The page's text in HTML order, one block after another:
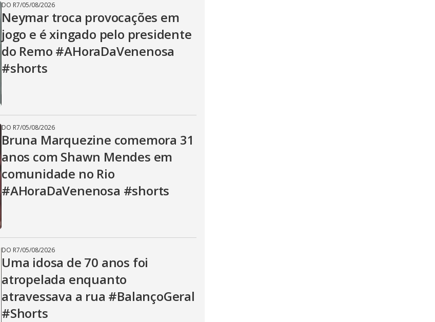
DO R7/05/08/2026
Neymar troca provocações em
jogo e é xingado pelo presidente
do Remo #AHoraDaVenenosa
#shorts
DO R7/05/08/2026
Bruna Marquezine comemora 31
anos com Shawn Mendes em
comunidade no Rio
#AHoraDaVenenosa #shorts
DO R7/05/08/2026
Uma idosa de 70 anos foi
atropelada enquanto
atravessava a rua #BalançoGeral
#Shorts